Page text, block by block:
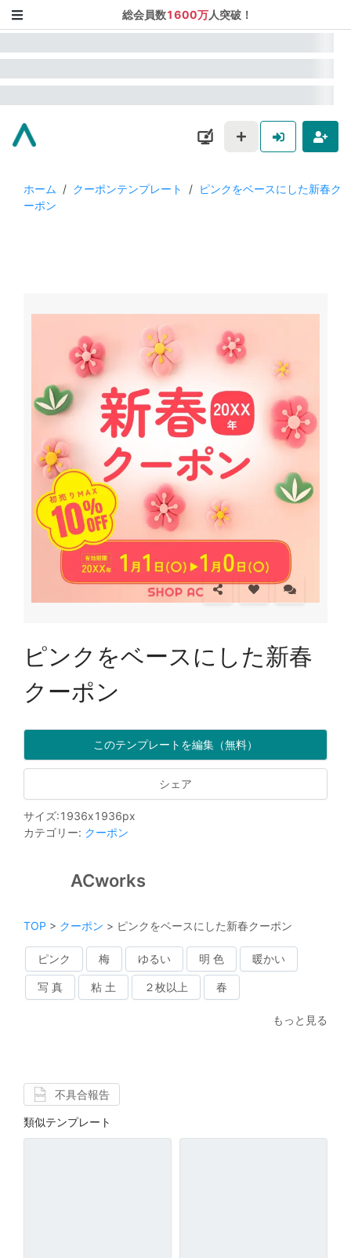
総会員数1600万人突破！
ホーム / クーポンテンプレート / ピンクをベースにした新春ク
ーポン
ピンクをベースにした新春
クーポン
このテンプレートを編集（無料）
シェア
サイズ:1936x1936px
カテゴリー: クーポン
ACworks
TOP > クーポン > ピンクをベースにした新春クーポン
ピンク 梅 ゆるい 明 色 暖かい
写 真 粘 土 ２枚以上 春
もっと見る
不具合報告
類似テンプレート